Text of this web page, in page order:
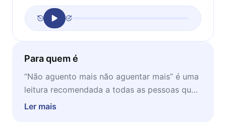
Para quem é
“Não aguento mais não aguentar mais” é uma
leitura recomendada a todas as pessoas que
têm a impressão de que suas vidas podem
Ler mais